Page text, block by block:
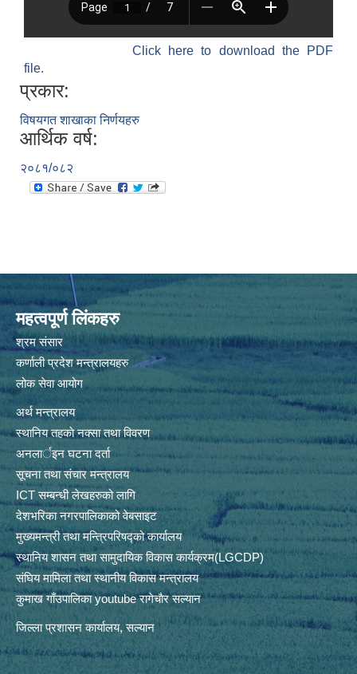
Click here to download the PDF
file.
प्रकार:
विषयगत शाखाका निर्णयहरु
आर्थिक वर्ष:
२०८१/०८२
महत्वपूर्ण लिंकहरु
श्रम संसार
कर्णाली प्रदेश मन्त्रालयहरु
लोक सेवा आयोग
अर्थ मन्त्रालय
स्थानिय तहकाे नक्सा तथा विवरण
अनलार्इन घटना दर्ता
सूचना तथा संचार मन्त्रालय
ICT सम्बन्धी लेखहरुको लागि
देशभरिका नगरपालिकाको वेबसाइट
मुख्यमन्त्री तथा मन्त्रिपरिषद्को कार्यालय
स्थानिय शासन तथा सामुदायिक विकास कार्यक्रम(LGCDP)
संघिय मामिला तथा स्थानीय विकास मन्त्रालय
कुमाख गाँउपालिका youtube रागेचाैर सल्यान
जिल्ला प्रशासन कार्यालय, सल्यान